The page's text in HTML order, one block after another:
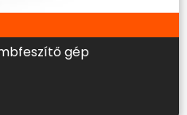
gép